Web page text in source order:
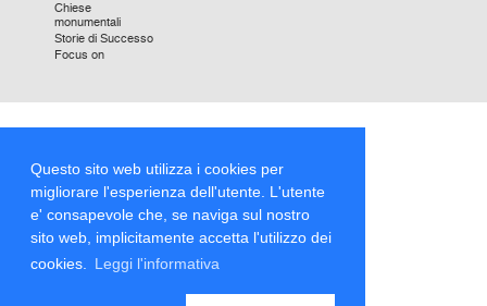
Questo sito web utilizza i cookies per
migliorare l'esperienza dell'utente. L'utente
e' consapevole che, se naviga sul nostro
sito web, implicitamente accetta l'utilizzo dei
cookies.
Leggi l'informativa
Chiese
monumentali
Storie di Successo
Focus on